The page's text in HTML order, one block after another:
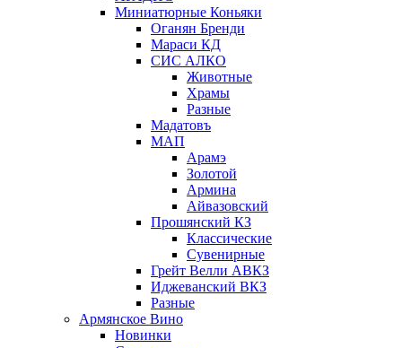
Миниатюрные Коньяки
Оганян Бренди
Мараси КД
СИС АЛКО
Животные
Храмы
Разные
Мадатовъ
МАП
Арамэ
Золотой
Армина
Айвазовский
Прошянский КЗ
Классические
Сувенирные
Грейт Велли АВКЗ
Иджеванский ВКЗ
Разные
Армянское Вино
Новинки